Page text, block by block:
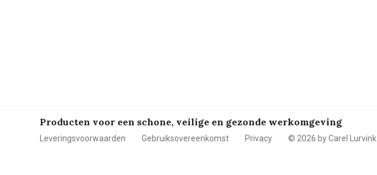
Producten voor een schone, veilige en gezonde werkomgeving
Leveringsvoorwaarden Gebruiksovereenkomst Privacy © 2026 by Carel Lurvink